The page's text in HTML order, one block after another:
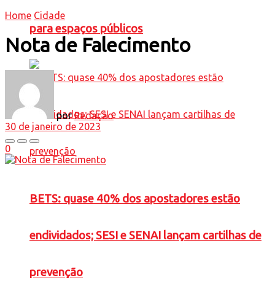
para espaços públicos
BETS: quase 40% dos apostadores estão
endividados; SESI e SENAI lançam cartilhas de
prevenção
Home Cidade
Nota de Falecimento
por Redação
30 de janeiro de 2023
0